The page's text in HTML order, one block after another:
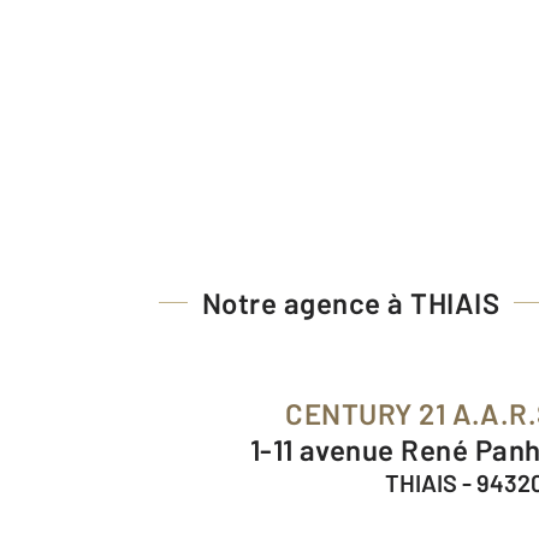
Notre agence à THIAIS
CENTURY 21
1-11 avenue René
THIAIS -